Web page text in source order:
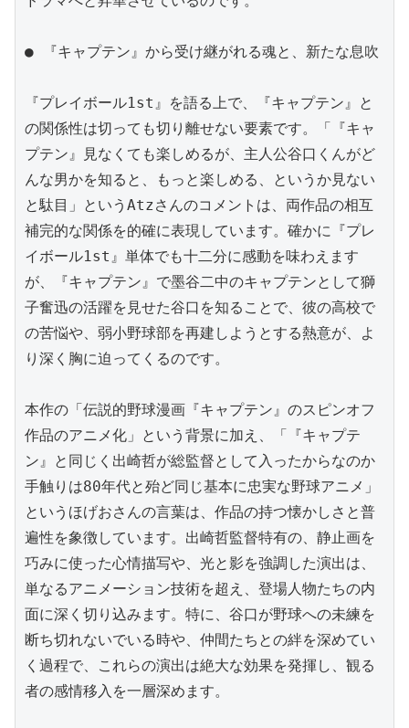
● 『キャプテン』から受け継がれる魂と、新たな息吹
『プレイボール1st』を語る上で、『キャプテン』と
の関係性は切っても切り離せない要素です。「『キャ
プテン』見なくても楽しめるが、主人公谷口くんがど
んな男かを知ると、もっと楽しめる、というか見ない
と駄目」というAtzさんのコメントは、両作品の相互
補完的な関係を的確に表現しています。確かに『プレ
イボール1st』単体でも十二分に感動を味わえます
が、『キャプテン』で墨谷二中のキャプテンとして獅
子奮迅の活躍を見せた谷口を知ることで、彼の高校で
の苦悩や、弱小野球部を再建しようとする熱意が、よ
り深く胸に迫ってくるのです。
本作の「伝説的野球漫画『キャプテン』のスピンオフ
作品のアニメ化」という背景に加え、「『キャプテ
ン』と同じく出崎哲が総監督として入ったからなのか
手触りは80年代と殆ど同じ基本に忠実な野球アニメ」
というほげおさんの言葉は、作品の持つ懐かしさと普
遍性を象徴しています。出崎哲監督特有の、静止画を
巧みに使った心情描写や、光と影を強調した演出は、
単なるアニメーション技術を超え、登場人物たちの内
面に深く切り込みます。特に、谷口が野球への未練を
断ち切れないでいる時や、仲間たちとの絆を深めてい
く過程で、これらの演出は絶大な効果を発揮し、観る
者の感情移入を一層深めます。